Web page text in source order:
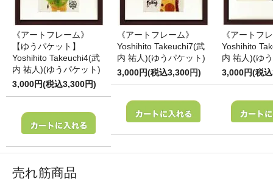
《アートフレーム》
【ゆうパケット】
Yoshihito Takeuchi4(武
内 祐人)(ゆうパケット)
3,000円(税込3,300円)
《アートフレーム》
Yoshihito Takeuchi7(武
内 祐人)(ゆうパケット)
3,000円(税込3,300円)
《アートフ
Yoshihito
内 祐人)(ゆ
3,000円(税
売れ筋商品